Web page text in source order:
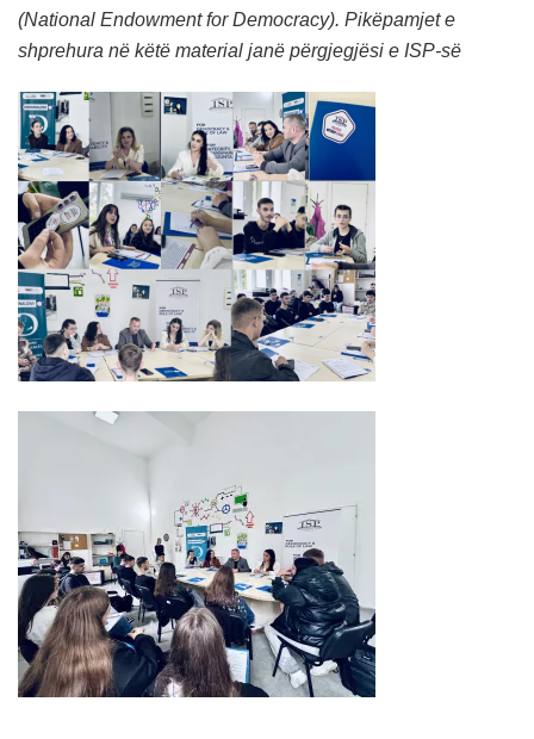
(National Endowment for Democracy). Pikëpamjet e
shprehura në këtë material janë përgjegjësi e ISP-së